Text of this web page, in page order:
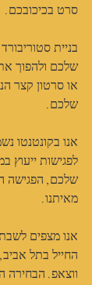
סרט בכיכובכם.
בניית
שלכם ולהפוך
או סרטון קצר
שלכם.
אנו בקונטנטו
לפגישות ייעוץ
שלכם, הפגישה
מאיתנו.
אנו מצפים
החייל בתל אביב,
ווצאפ. הבחירה